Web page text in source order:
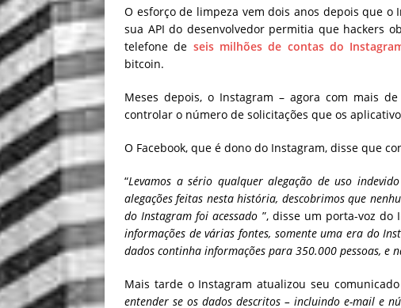
O esforço de limpeza vem dois anos depois que o
sua API do desenvolvedorpermitia que hackers
telefone de seis milhões de contas do
bitcoin.
Meses depois, o Instagram – agora com mais
controlar o número de solicitações que os
O Facebook, que é dono do Instagram, disse que
“Levamos a sério qualquer alegação de uso
alegações feitas nesta história, descobrimos que
do Instagram foi acessado ”, disse um porta-voz do
informações de várias fontes, somente uma era do
dados continha informações para 350.000 pessoas, e
Mais tarde o Instagram atualizou seu
entender se os dados descritos – incluindo e-mail e